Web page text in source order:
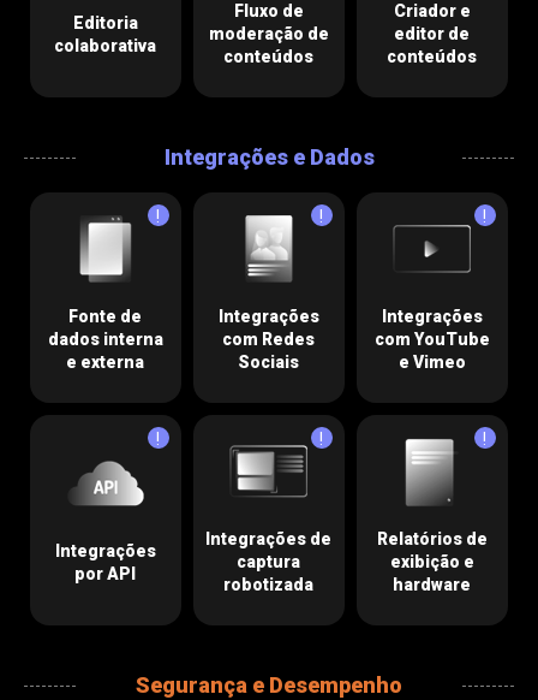
Editoria
colaborativa
Fluxo de
moderação de
conteúdos
Criador e
editor de
conteúdos
Integrações e Dados
Fonte de
dados interna
e externa
!
Integrações
com Redes
Sociais
!
Integrações
com YouTube
e Vimeo
!
Integrações
por API
!
Integrações de
captura
robotizada
!
Relatórios de
exibição e
hardware
!
Segurança e Desempenho